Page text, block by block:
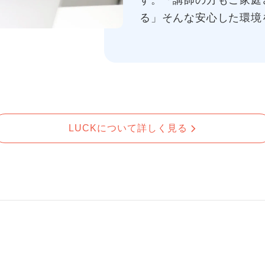
る」そんな安心した環
LUCKについて詳しく見る